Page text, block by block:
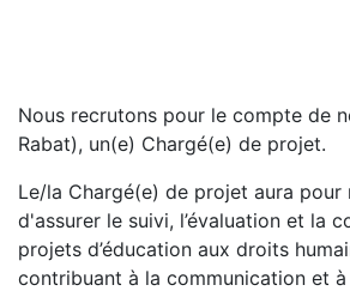
Nous recrutons pour le compte de
Rabat), un(e) Chargé(e) de projet.
Le/la Chargé(e) de projet aura pour
d'assurer le suivi, l’évaluation et la
projets d’éducation aux droits
contribuant à la communication et